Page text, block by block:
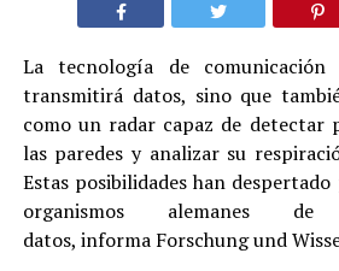
La tecnología de
transmitirá datos, sino que
como un radar capaz de detectar
las paredes y analizar su
Estas posibilidades han
organismos alemanes
datos, informa Forschung und